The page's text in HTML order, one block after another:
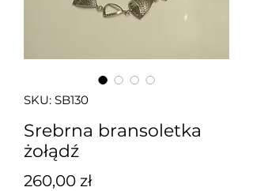
SKU: SB130
Srebrna bransoletka
żołądź
260,00 złCena